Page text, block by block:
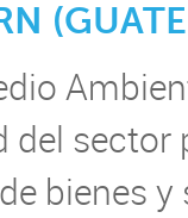
del
bienes